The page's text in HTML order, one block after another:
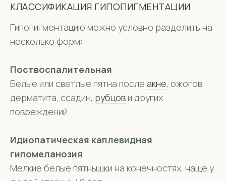
КЛАССИФИКАЦИЯ ГИПОПИГМЕНТАЦИИ
Гипопигментацию можно условно разделить на
несколько форм:
Поствоспалительная
Белые или светлые пятна после акне, ожогов,
дерматита, ссадин, рубцов и других
повреждений.
Идиопатическая каплевидная
гипомеланозия
Мелкие белые пятнышки на конечностях, чаще у